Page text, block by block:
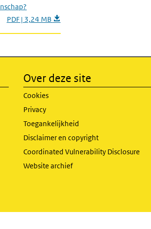
PDF | 3,24 MB
Over deze site
Cookies
Privacy
Toegankelijkheid
Disclaimer en copyright
Coordinated Vulnerability Disclosure
Website archief